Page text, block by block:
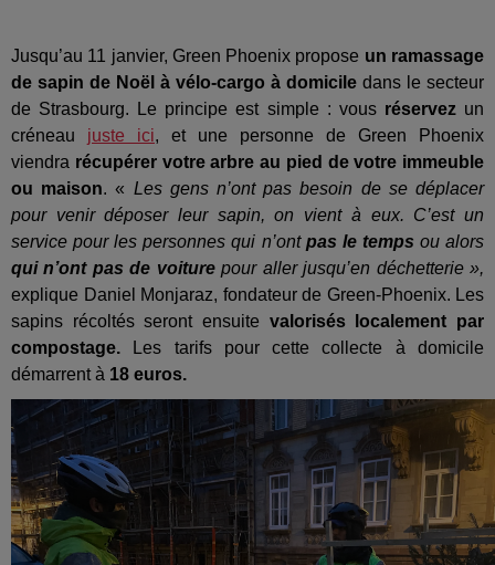
Jusqu’au 11 janvier, Green Phoenix propose un ramassage
de sapin de Noël à vélo-cargo à domicile dans le secteur
de Strasbourg. Le principe est simple : vous réservezun
créneau juste ici, et une personne de Green Phoenix
viendra récupérer votre arbre au pied de votre immeuble
ou maison. « Les gens n’ont pas besoin de se déplacer
pour venir déposer leur sapin, on vient à eux. C’est un
service pour les personnes qui n’ont pas le temps ou alors
qui n’ont pas de voiturepour aller jusqu’en déchetterie »,
explique Daniel Monjaraz, fondateur de Green-Phoenix. Les
sapins récoltés seront ensuite valorisés localement par
compostage. Les tarifs pour cette collecte à domicile
démarrent à 18 euros.